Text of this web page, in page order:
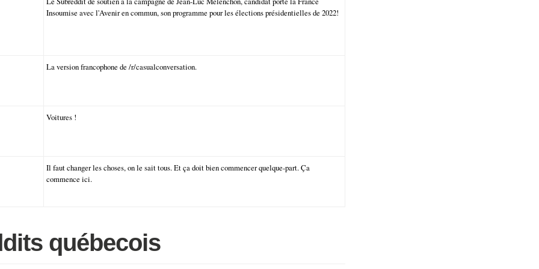
Insoumise avec l'Avenir en commun, son programme pour les élections présidentielles de 2022!
La version francophone de /r/casualconversation.
Voitures !
Il faut changer les choses, on le sait tous. Et ça doit bien commencer quelque-part. Ça
commence ici.
québecois